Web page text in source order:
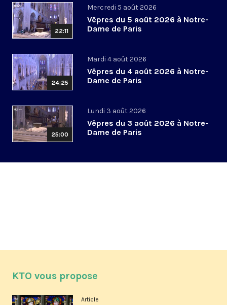
22:11
Mercredi 5 août 2026
Vêpres du 5 août 2026 à Notre-
Dame de Paris
24:25
Mardi 4 août 2026
Vêpres du 4 août 2026 à Notre-
Dame de Paris
25:00
Lundi 3 août 2026
Vêpres du 3 août 2026 à Notre-
Dame de Paris
KTO vous propose
Article